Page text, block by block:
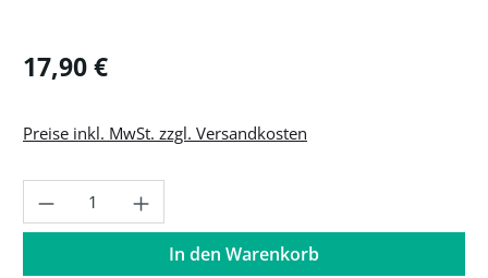
Regulärer Preis:
17,90 €
Preise inkl. MwSt. zzgl. Versandkosten
Produkt Anzahl: Gib den gewünschten
In den Warenkorb